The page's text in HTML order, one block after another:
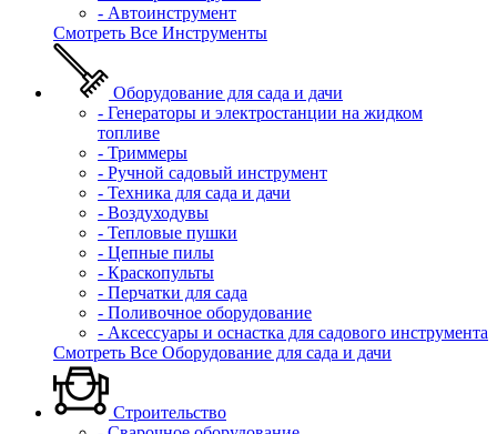
- Автоинструмент
Смотреть Все Инструменты
Оборудование для сада и дачи
- Генераторы и электростанции на жидком
топливе
- Триммеры
- Ручной садовый инструмент
- Техника для сада и дачи
- Воздуходувы
- Тепловые пушки
- Цепные пилы
- Краскопульты
- Перчатки для сада
- Поливочное оборудование
- Аксессуары и оснастка для садового инструмента
Смотреть Все Оборудование для сада и дачи
Строительство